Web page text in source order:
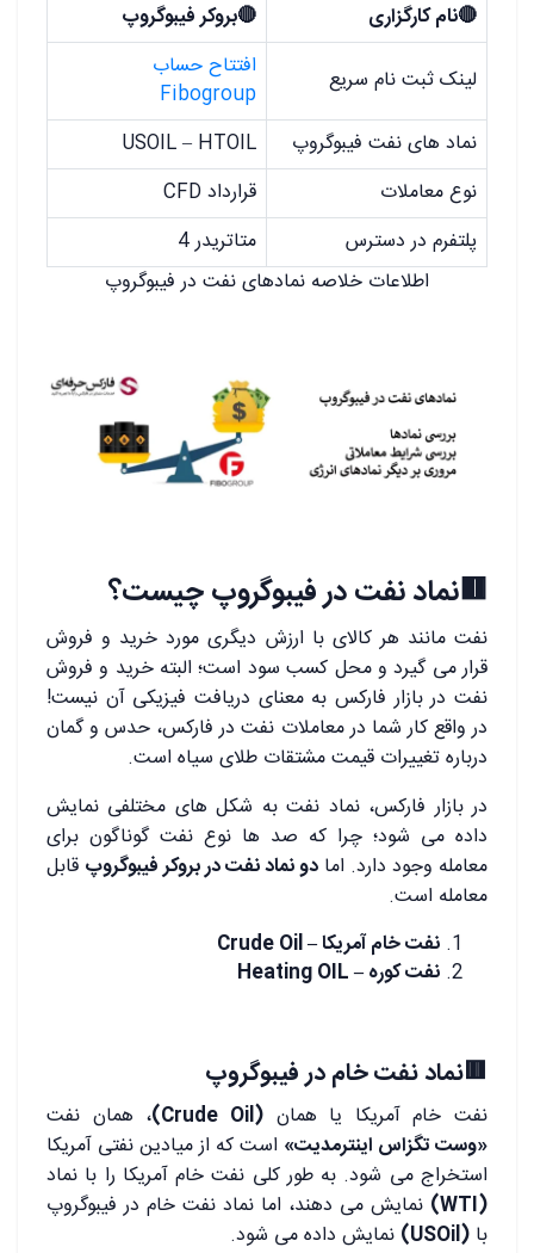
🔴نام کارگزاری
🔴بروکر فیبوگروپ
لینک ثبت نام سریع
افتتاح حساب
Fibogroup
نماد های نفت فیبوگروپ
USOIL – HTOIL
نوع معاملات
قرارداد CFD
پلتفرم در دسترس
متاتریدر 4
اطلاعات خلاصه نمادهای نفت در فیبوگروپ
🟥نماد نفت در فیبوگروپ چیست؟
نفت مانند هر کالای با ارزش دیگری مورد خرید و فروش
قرار می گیرد و محل کسب سود است؛ البته خرید و فروش
نفت در بازار فارکس به معنای دریافت فیزیکی آن نیست!
در واقع کار شما در معاملات نفت در فارکس، حدس و گمان
درباره تغییرات قیمت مشتقات طلای سیاه است.
در بازار فارکس، نماد نفت به شکل های مختلفی نمایش
داده می شود؛ چرا که صد ها نوع نفت گوناگون برای
معامله وجود دارد. اما دو نماد نفت در بروکر فیبوگروپ قابل
معامله است.
نفت خام آمریکا – Crude Oil
نفت کوره – Heating OIL
🟥نماد نفت خام در فیبوگروپ
نفت خام آمریکا یا همان(Crude Oil)
، همان نفت
«وست تگزاس اینترمدیت» است که از میادین نفتی آمریکا
استخراج می شود. به طور کلی نفت خام آمریکا را با نماد
(WTI)
نمایش می دهند، اما نماد نفت خام در فیبوگروپ
با (USOil)
نمایش داده می شود.